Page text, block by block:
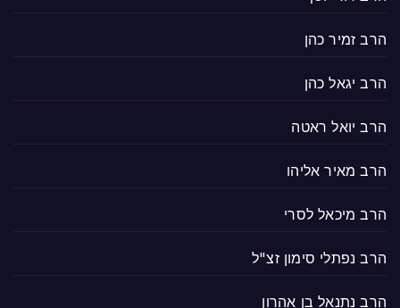
הרב זמיר כהן
הרב יגאל כהן
הרב יואל ראטה
הרב מאיר אליהו
הרב מיכאל לסרי
הרב נפתלי סימון זצ"ל
הרב נתנאל בן אהרון